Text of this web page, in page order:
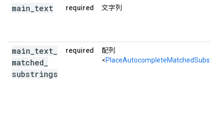
main text required 文字列
main text
matched
substrings
required
配列
<